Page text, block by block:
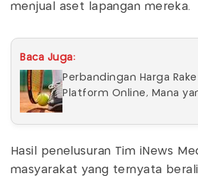
menjual aset lapangan mereka.
Baca Juga:
Perbandingan Harga
Platform Online, Mana
Hasil penelusuran Tim iNews
masyarakat yang ternyata